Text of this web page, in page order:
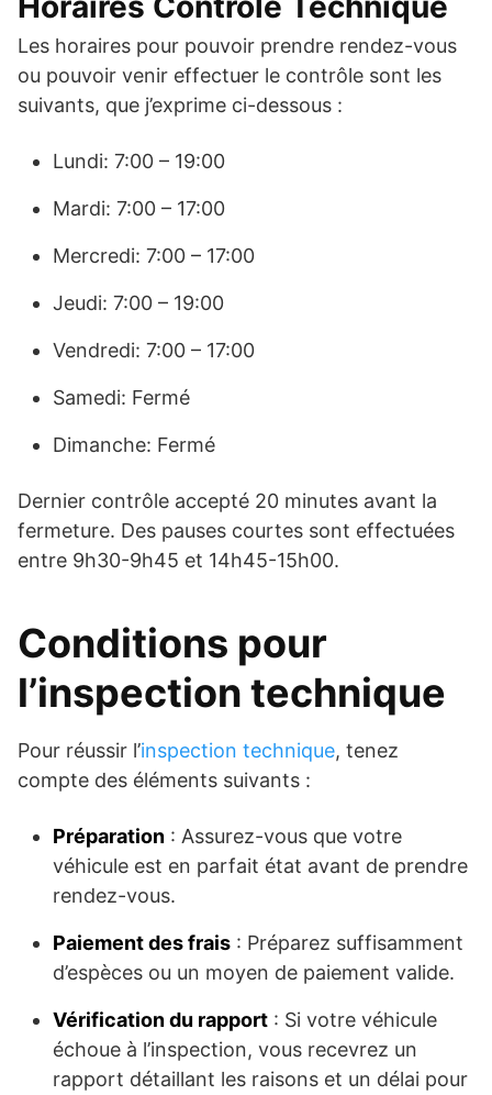
Les horaires pour pouvoir prendre rendez-vous
ou pouvoir venir effectuer le contrôle sont les
suivants, que j’exprime ci-dessous :
Lundi: 7:00 – 19:00
Mardi: 7:00 – 17:00
Mercredi: 7:00 – 17:00
Jeudi: 7:00 – 19:00
Vendredi: 7:00 – 17:00
Samedi: Fermé
Dimanche: Fermé
Dernier contrôle accepté 20 minutes avant la
fermeture. Des pauses courtes sont effectuées
entre 9h30-9h45 et 14h45-15h00.
Conditions pour
l’inspection technique
Pour réussir l’inspection technique, tenez
compte des éléments suivants :
Préparation : Assurez-vous que votre
véhicule est en parfait état avant de prendre
rendez-vous.
Paiement des frais : Préparez suffisamment
d’espèces ou un moyen de paiement valide.
Vérification du rapport : Si votre véhicule
échoue à l’inspection, vous recevrez un
rapport détaillant les raisons et un délai pour